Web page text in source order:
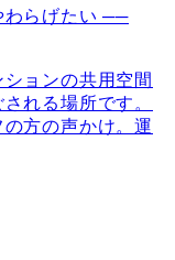
わらげたい ──
ョンの共用空間
れる場所です。
方の声かけ。運